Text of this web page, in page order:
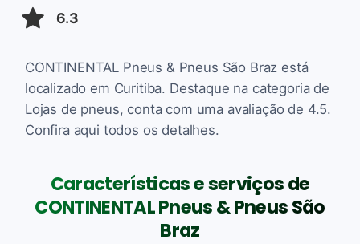
6.3
CONTINENTAL Pneus & Pneus São Braz está
localizado em Curitiba. Destaque na categoria de
Lojas de pneus, conta com uma avaliação de 4.5.
Confira aqui todos os detalhes.
Características e serviços de
CONTINENTAL Pneus & Pneus São
Braz